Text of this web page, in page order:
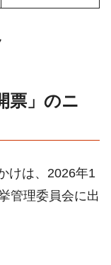
票」のニ
けは、2026年1
管理委員会に出